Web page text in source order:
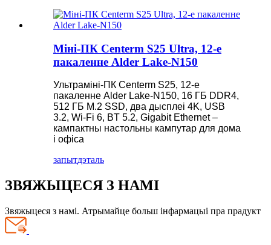
Міні-ПК Centerm S25 Ultra, 12-е
пакаленне Alder Lake-N150
Ультраміні-ПК Centerm S25, 12-е
пакаленне Alder Lake-N150, 16 ГБ DDR4,
512 ГБ M.2 SSD, два дысплеі 4K, USB
3.2, Wi-Fi 6, BT 5.2, Gigabit Ethernet –
кампактны настольны кампутар для дома
і офіса
запытдэталь
ЗВЯЖЫЦЕСЯ З НАМІ
Звяжыцеся з намі. Атрымайце больш інфармацыі пра прадукт